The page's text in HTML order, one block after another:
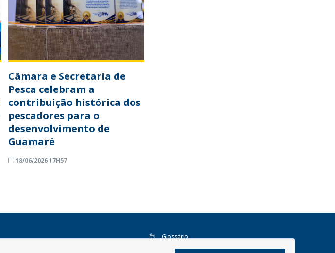
Câmara e Secretaria de
Pesca celebram a
contribuição histórica dos
pescadores para o
desenvolvimento de
Guamaré
18/06/2026 17H57
Glossário
Mapa do site